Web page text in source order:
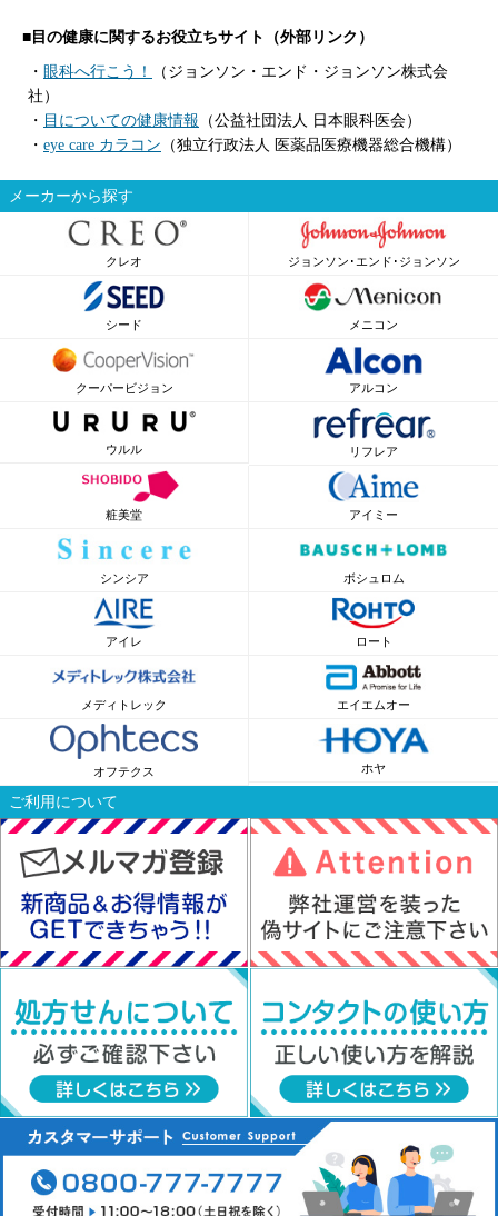
■目の健康に関するお役立ちサイト（外部リンク）
・ 眼科へ行こう！
（ジョンソン・エンド・ジョンソン株式会
社）
・ 目についての健康情報 （公益社団法人 日本眼科医会）
・ eye care カラコン （独立行政法人 医薬品医療機器総合機構）
メーカーから探す
クレオ ジョンソン･エンド･ジョンソン
シード メニコン
クーパービジョン アルコン
ウルル リフレア
粧美堂 アイミー
シンシア ボシュロム
アイレ ロート
メディトレック エイエムオー
オフテクス ホヤ
ご利用について